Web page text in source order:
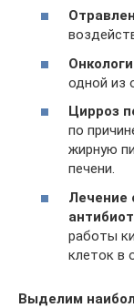
одной из
Цирроз
по
жирную
печени.
Лечение
работы
клеток в
Выделим